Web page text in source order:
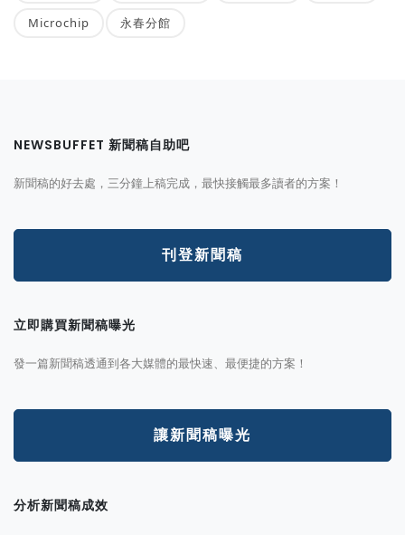
Microchip 永春分館
NEWSBUFFET 新聞稿自助吧
新聞稿的好去處，三分鐘上稿完成，最快接觸最多讀者的方案！
刊登新聞稿
立即購買新聞稿曝光
發一篇新聞稿透通到各大媒體的最快速、最便捷的方案！
讓新聞稿曝光
分析新聞稿成效